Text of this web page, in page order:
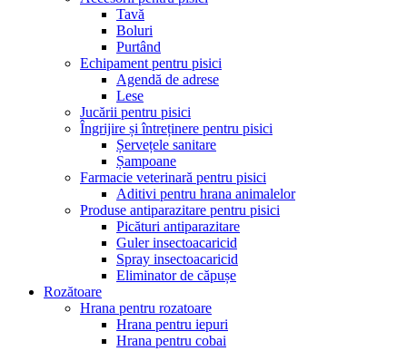
Tavă
Boluri
Purtând
Echipament pentru pisici
Agendă de adrese
Lese
Jucării pentru pisici
Îngrijire și întreținere pentru pisici
Șervețele sanitare
Șampoane
Farmacie veterinară pentru pisici
Aditivi pentru hrana animalelor
Produse antiparazitare pentru pisici
Picături antiparazitare
Guler insectoacaricid
Spray insectoacaricid
Eliminator de căpușe
Rozătoare
Hrana pentru rozatoare
Hrana pentru iepuri
Hrana pentru cobai